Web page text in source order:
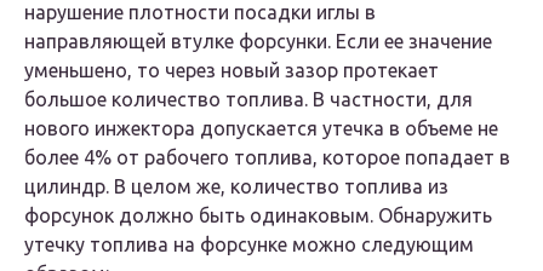
нарушение плотности посадки иглы в
направляющей втулке форсунки. Если ее значение
уменьшено, то через новый зазор протекает
большое количество топлива. В частности, для
нового инжектора допускается утечка в объеме не
более 4% от рабочего топлива, которое попадает в
цилиндр. В целом же, количество топлива из
форсунок должно быть одинаковым. Обнаружить
утечку топлива на форсунке можно следующим